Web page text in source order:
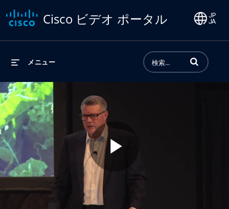
Cisco ビデオ ポータル
メニュー 動画の検索語句
Play